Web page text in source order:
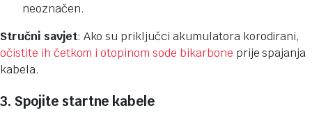
neoznačen.
Stručni savjet: Ako su priključci akumulatora korodirani,
očistite ih četkom i otopinom sode bikarbone prije spajanja
kabela.
3. Spojite startne kabele